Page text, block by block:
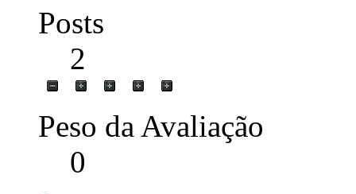
Posts
2
Peso da Avaliação
0